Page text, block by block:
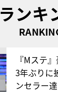
ランキ
『Mステ
3年ぶりに
ンセラー